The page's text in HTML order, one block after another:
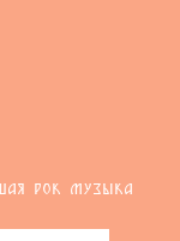
РОК МУЗЫКА